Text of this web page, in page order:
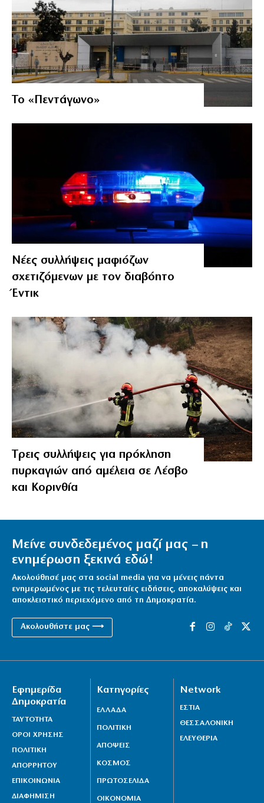
Το «Πεντάγωνο»
Νέες συλλήψεις μαφιόζων
σχετιζόμενων με τον διαβόητο
Έντικ
Tρεις συλλήψεις για πρόκληση
πυρκαγιών από αμέλεια σε Λέσβο
και Κορινθία
Μείνε συνδεδεμένος μαζί μας – η
ενημέρωση ξεκινά εδώ!
Ακολούθησέ μας στα social media για να μένεις πάντα
ενημερωμένος με τις τελευταίες ειδήσεις, αποκαλύψεις και
αποκλειστικό περιεχόμενο από τη Δημοκρατία.
Ακολουθήστε μας ⟶
Εφημερίδα
Δημοκρατία
ΤΑΥΤΟΤΗΤΑ
ΟΡΟΙ ΧΡΗΣΗΣ
ΠΟΛΙΤΙΚΗ
ΑΠΟΡΡΗΤΟΥ
ΕΠΙΚΟΙΝΩΝΙΑ
ΔΙΑΦΗΜΙΣΗ
Κατηγορίες
ΕΛΛΑΔΑ
ΠΟΛΙΤΙΚΗ
ΑΠΟΨΕΙΣ
ΚΟΣΜΟΣ
ΠΡΩΤΟΣΕΛΙΔΑ
ΟΙΚΟΝΟΜΙΑ
Network
ΕΣΤΙΑ
ΘΕΣΣΑΛΟΝΙΚΗ
ΕΛΕΥΘΕΡΙΑ